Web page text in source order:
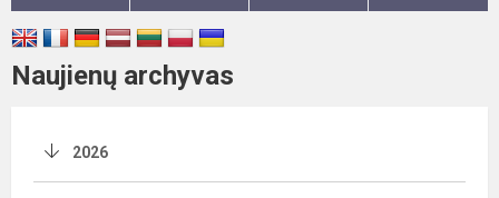
Naujienų archyvas
2026